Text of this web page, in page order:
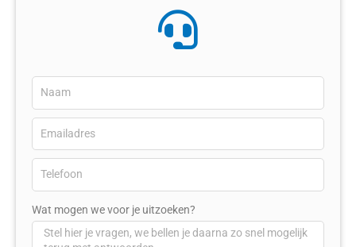
Wat mogen we voor je uitzoeken?